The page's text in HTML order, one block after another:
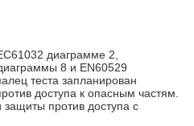
диаграмме 2,
8 и EN60529
теста запланирован
доступа к опасным частям.
против доступа с